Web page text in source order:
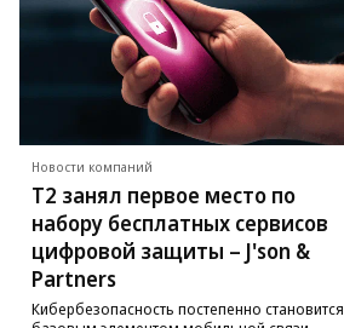
Новости компаний
Т2 занял первое место по
набору бесплатных сервисов
цифровой защиты – J'son &
Partners
Кибербезопасность постепенно становится